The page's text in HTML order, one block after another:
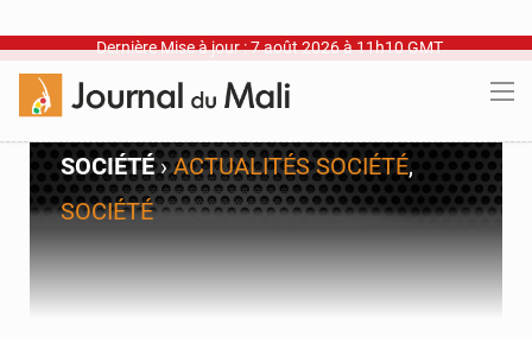
Dernière Mise à jour : 7 août 2026 à 11h10 GMT
SOCIÉTÉ›ACTUALITÉS SOCIÉTÉ,
SOCIÉTÉ